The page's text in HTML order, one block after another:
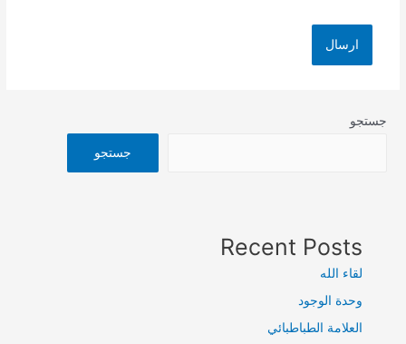
جستجو
جستجو
Recent Posts
لقاء الله
وحدة الوجود
العلامة الطباطبائي